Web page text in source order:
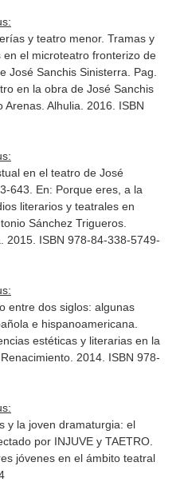
y teatro menor. Tramas y
el microteatro fronterizo de
José Sanchis Sinisterra. Pag.
en la obra de José Sanchis
Arenas. Alhulia. 2016. ISBN
en el teatro de José
643. En: Porque eres, a la
literarios y teatrales en
Sánchez Trigueros.
2015. ISBN 978-84-338-5749-
entre dos siglos: algunas
e hispanoamericana.
estéticas y literarias en la
. Renacimiento. 2014. ISBN 978-
y la joven dramaturgia: el
por INJUVE y TAETRO.
jóvenes en el ámbito teatral